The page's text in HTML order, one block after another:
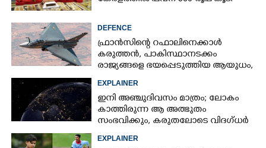
DEFENCE
ഫ്രാൻസിന്റെ റഫാലിനെക്കാൾ
കരുത്തൻ,​ പാകിസ്ഥാനടക്കം
രാജ്യങ്ങളെ ഭയപ്പെടുത്തിയ ആയുധം,​
ഇന്ത്യ നിർമ്മിച്ച എണ്ണം 100ലേക്ക്
EXPLAINER
ഇനി അഞ്ചുദിവസം മാത്രം; ലോകം
കാത്തിരുന്ന ആ അത്ഭുതം
സംഭവിക്കും, കരുതലോടെ വിദഗ്ധർ
EXPLAINER